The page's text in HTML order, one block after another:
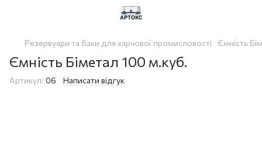
Резервуари та баки для харчової промисловості Ємність
Ємність Біметал 100 м.куб.
Артикул: 06 Написати відгук